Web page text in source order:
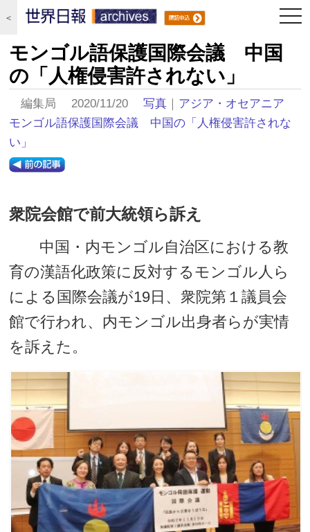
＜
モンゴル語保護国際会議 中国
の「人権侵害許されない」
編集局 2020/11/20写真 ｜ アジア・オセアニア
モンゴル語保護国際会議 中国の「人権侵害許されな
い」
衆院会館で前大統領ら訴え
中国・内モンゴル自治区における教
育の漢語化政策に反対するモンゴル人ら
による国際会議が19日、衆院第１議員会
館で行われ、内モンゴル出身者らが実情
を訴えた。